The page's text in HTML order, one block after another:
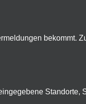
bekommt.
Standorte,